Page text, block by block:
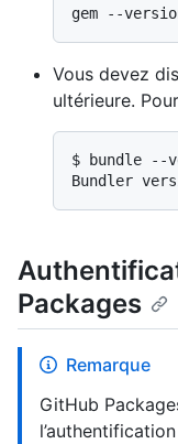
Vous devez
ultérieure.
$
bundle --
Packages
Remarque
GitHub